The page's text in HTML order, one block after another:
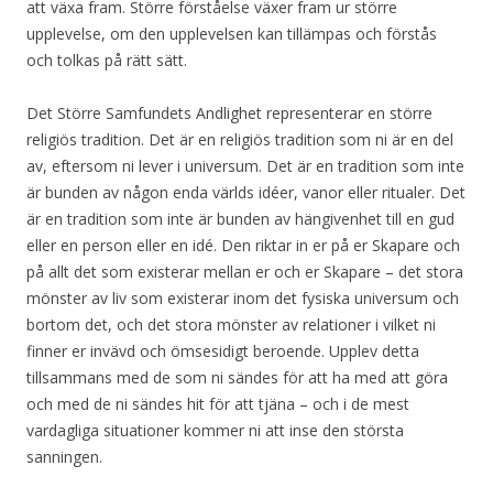
att växa fram. Större förståelse växer fram ur större
upplevelse, om den upplevelsen kan tillämpas och förstås
och tolkas på rätt sätt.
Det Större Samfundets Andlighet representerar en större
religiös tradition. Det är en religiös tradition som ni är en del
av, eftersom ni lever i universum. Det är en tradition som inte
är bunden av någon enda världs idéer, vanor eller ritualer. Det
är en tradition som inte är bunden av hängivenhet till en gud
eller en person eller en idé. Den riktar in er på er Skapare och
på allt det som existerar mellan er och er Skapare – det stora
mönster av liv som existerar inom det fysiska universum och
bortom det, och det stora mönster av relationer i vilket ni
finner er invävd och ömsesidigt beroende. Upplev detta
tillsammans med de som ni sändes för att ha med att göra
och med de ni sändes hit för att tjäna – och i de mest
vardagliga situationer kommer ni att inse den största
sanningen.